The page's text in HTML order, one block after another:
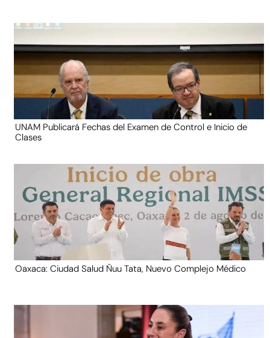
UNAM Publicará Fechas del Examen de Control e Inicio de
Clases
Oaxaca: Ciudad Salud Ñuu Tata, Nuevo Complejo Médico